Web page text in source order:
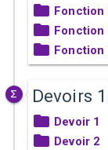
Fonction
Devoirs
Devoir 1
Devoir 2